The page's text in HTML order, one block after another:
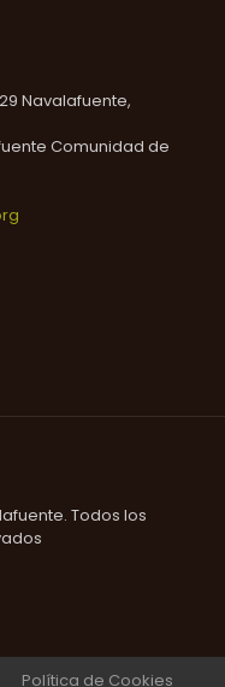
Navalafuente,
Comunidad de
Todos los
Política de Cookies